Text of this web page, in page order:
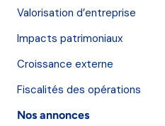
Valorisation d’entreprise
Impacts patrimoniaux
Croissance externe
Fiscalités des opérations
Nos annonces